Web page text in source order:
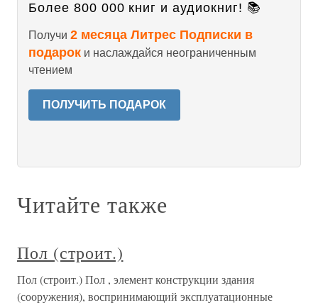
Более 800 000 книг и аудиокниг! 📚
Получи 2 месяца Литрес Подписки в
подарок и наслаждайся неограниченным
чтением
ПОЛУЧИТЬ ПОДАРОК
Читайте также
Пол (строит.)
Пол (строит.) Пол , элемент конструкции здания
(сооружения), воспринимающий эксплуатационные